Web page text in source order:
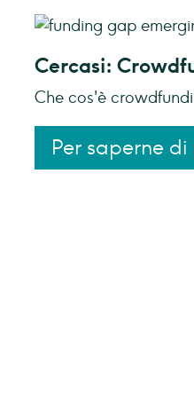
Cercasi:
Che cos'è
Per saperne di